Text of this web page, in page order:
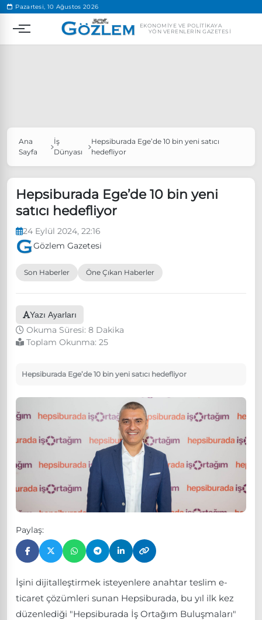
Pazartesi, 10 Ağustos 2026
EKONOMIYE VE POLITIKAYA
YÖN VERENLERIN GAZETESI
Popüler Aramalar
Özgür Özel, Ekrem İmamoğlu’nu ziyaret edecek
Ünlü çift bir etkinliğe daha katılmama kararı aldı
Boykot
Ana
Sayfa
İş
Dünyası
Hepsiburada Ege’de 10 bin yeni satıcı
hedefliyor
Hepsiburada Ege’de 10 bin yeni
satıcı hedefliyor
24 Eylül 2024, 22:16
Gözlem Gazetesi
Son Haberler Öne Çıkan Haberler
Yazı Ayarları
Okuma Süresi: 8 Dakika
Toplam Okunma: 25
Hepsiburada Ege’de 10 bin yeni satıcı hedefliyor
Paylaş:
İşini dijitalleştirmek isteyenlere anahtar teslim e-
ticaret çözümleri sunan Hepsiburada, bu yıl ilk kez
düzenlediği "Hepsiburada İş Ortağım Buluşmaları"